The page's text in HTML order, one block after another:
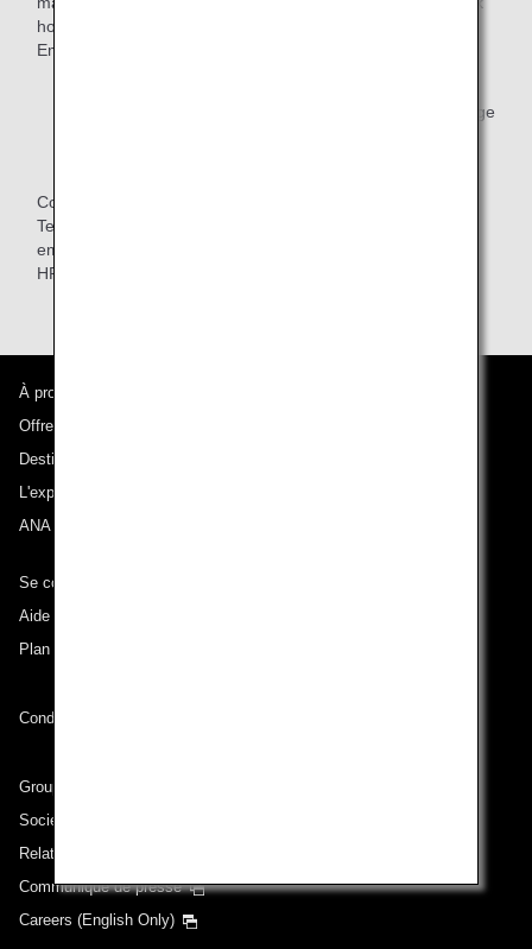
holidays) in European time after use.
Email address:
(1) User name, (2) Contact information, (3) ANA Mileage
Contacts
Telephone :
email :
HP :
À propos d'ANA
Offres et annonces
Destinations desservies
L'expérience ANA
ANA Mileage Club
Se connecter à ANA
Aide technique (Accessibilité)
Plan du site
Conditions de transport
Groupe ANA
Sociétés du groupe
Relations avec les investisseurs
Communiqué de presse
Careers (English Only)